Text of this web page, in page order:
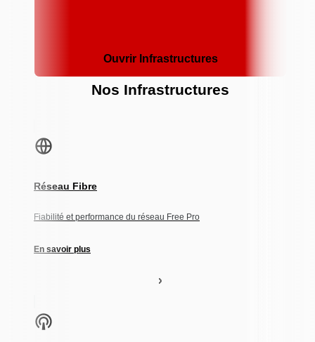
Ouvrir Infrastructures
Nos Infrastructures
Réseau Fibre
Fiabilité et performance du réseau Free Pro
En savoir plus